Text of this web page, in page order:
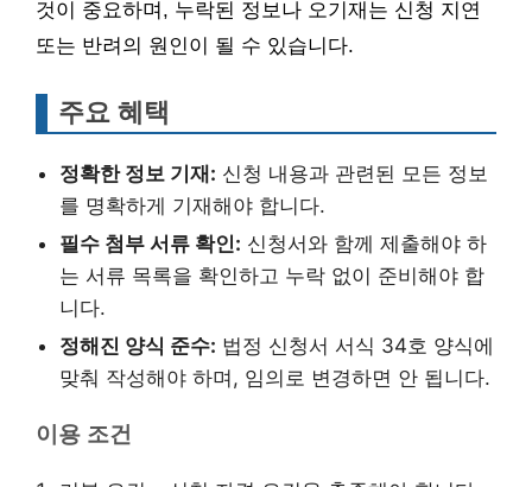
것이 중요하며, 누락된 정보나 오기재는 신청 지연
또는 반려의 원인이 될 수 있습니다.
주요 혜택
정확한 정보 기재: 신청 내용과 관련된 모든 정보
를 명확하게 기재해야 합니다.
필수 첨부 서류 확인: 신청서와 함께 제출해야 하
는 서류 목록을 확인하고 누락 없이 준비해야 합
니다.
정해진 양식 준수: 법정 신청서 서식 34호 양식에
맞춰 작성해야 하며, 임의로 변경하면 안 됩니다.
이용 조건